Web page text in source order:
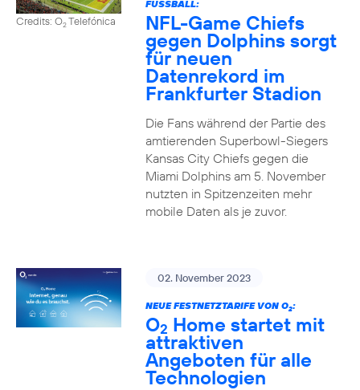
Credits: O2Telefónica
FUSSBALL:
NFL-Game Chiefs
gegen Dolphins sorgt
für neuen
Datenrekord im
Frankfurter Stadion
Die Fans während der Partie des
amtierenden Superbowl-Siegers
Kansas City Chiefs gegen die
Miami Dolphins am 5. November
nutzten in Spitzenzeiten mehr
mobile Daten als je zuvor.
02. November 2023
NEUE FESTNETZTARIFE VON O2:
O2 Home startet mit
attraktiven
Angeboten für alle
Technologien